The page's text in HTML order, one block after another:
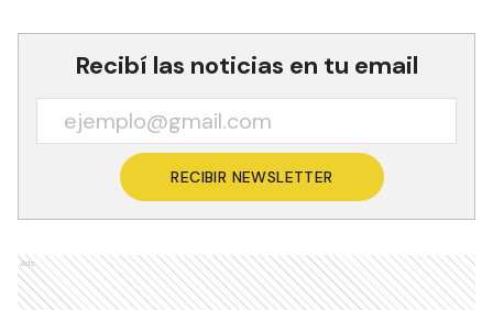
Recibí las noticias en tu email
RECIBIR NEWSLETTER
Ads